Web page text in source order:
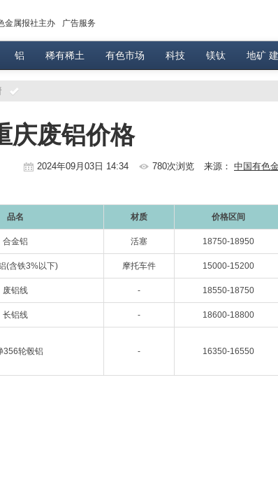
金属报社主办 广告服务
铝 稀有稀土 有色市场 科技 镁钛 地矿
庆废铝价格
2024年09月03日 14:34 780次浏览 来源： 中国有色
品名 材质 价格区间
合金铝 活塞 18750-18950
(含铁3%以下) 摩托车件 15000-15200
废铝线 - 18550-18750
长铝线 - 18600-18800
356轮毂铝 - 16350-16550